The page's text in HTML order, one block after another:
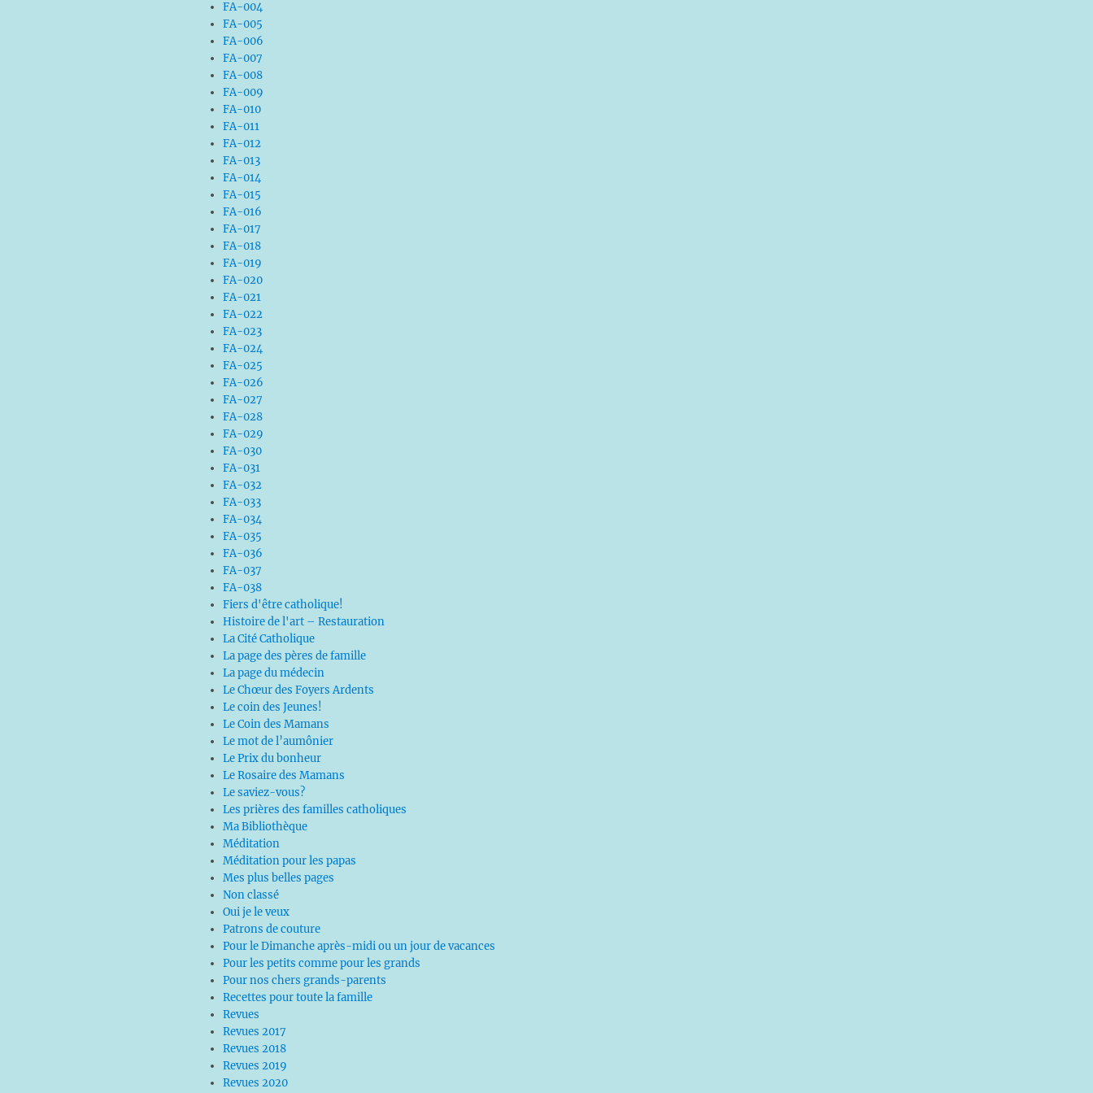
FA-004
FA-005
FA-006
FA-007
FA-008
FA-009
FA-010
FA-011
FA-012
FA-013
FA-014
FA-015
FA-016
FA-017
FA-018
FA-019
FA-020
FA-021
FA-022
FA-023
FA-024
FA-025
FA-026
FA-027
FA-028
FA-029
FA-030
FA-031
FA-032
FA-033
FA-034
FA-035
FA-036
FA-037
FA-038
Fiers d'être catholique!
Histoire de l'art – Restauration
La Cité Catholique
La page des pères de famille
La page du médecin
Le Chœur des Foyers Ardents
Le coin des Jeunes!
Le Coin des Mamans
Le mot de l’aumônier
Le Prix du bonheur
Le Rosaire des Mamans
Le saviez-vous?
Les prières des familles catholiques
Ma Bibliothèque
Méditation
Méditation pour les papas
Mes plus belles pages
Non classé
Oui je le veux
Patrons de couture
Pour le Dimanche après-midi ou un jour de vacances
Pour les petits comme pour les grands
Pour nos chers grands-parents
Recettes pour toute la famille
Revues
Revues 2017
Revues 2018
Revues 2019
Revues 2020